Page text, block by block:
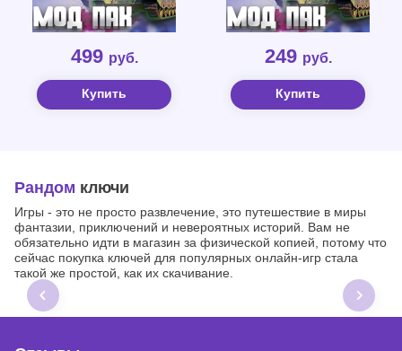
499 руб.
Купить
249 руб.
Купить
Рандом ключи
Игры - это не просто развлечение, это путешествие в миры
фантазии, приключений и невероятных историй. Вам не
обязательно идти в магазин за физической копией, потому что
сейчас покупка ключей для популярных онлайн-игр стала
такой же простой, как их скачивание.